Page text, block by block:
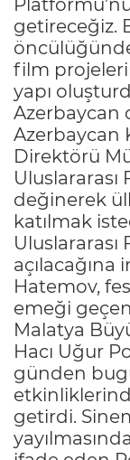
getireceğiz.
film
yapı
Azerbaycan
Azerbaycan
Direktörü
değinerek
katılmak
Uluslararası
açılacağına
Hatemov,
emeği
Malatya
Hacı Uğur
günden
getirdi.